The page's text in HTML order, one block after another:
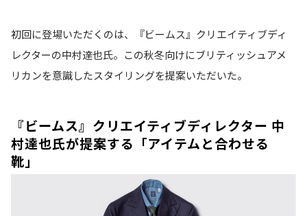
初回に登場いただくのは、『ビームス』クリエイティブディ
レクターの中村達也氏。この秋冬向けにブリティッシュアメ
リカンを意識したスタイリングを提案いただいた。
『ビームス』クリエイティブディレクター 中
村達也氏が提案する「アイテムと合わせる
靴」